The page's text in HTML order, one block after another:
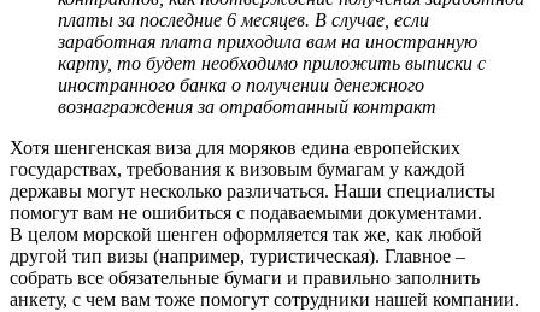
платы за последние 6 месяцев. В случае, если
заработная плата приходила вам на иностранную
карту, то будет необходимо приложить выписки с
иностранного банка о получении денежного
вознаграждения за отработанный контракт
Хотя шенгенская виза для моряков едина европейских
государствах, требования к визовым бумагам у каждой
державы могут несколько различаться. Наши специалисты
помогут вам не ошибиться с подаваемыми документами.
В целом морской шенген оформляется так же, как любой
другой тип визы (например, туристическая). Главное –
собрать все обязательные бумаги и правильно заполнить
анкету, с чем вам тоже помогут сотрудники нашей компании.